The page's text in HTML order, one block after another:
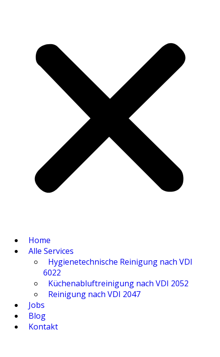
Home
Alle Ser­vices
Hygie­ne­tech­ni­sche Rei­ni­gung nach VDI
6022
Küchen­ab­luft­rei­ni­gung nach VDI 2052
Rei­ni­gung nach VDI 2047
Jobs
Blog
Kon­takt